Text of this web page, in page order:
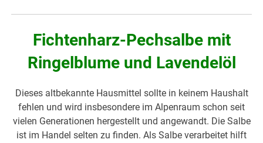
Fichtenharz-Pechsalbe mit
Ringelblume und Lavendelöl
Dieses altbekannte Hausmittel sollte in keinem Haushalt
fehlen und wird insbesondere im Alpenraum schon seit
vielen Generationen hergestellt und angewandt. Die Salbe
ist im Handel selten zu finden. Als Salbe verarbeitet hilft